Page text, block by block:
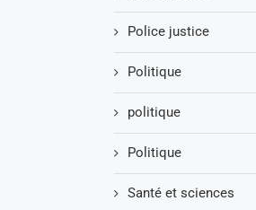
Police justice
Politique
politique
Politique
Santé et sciences